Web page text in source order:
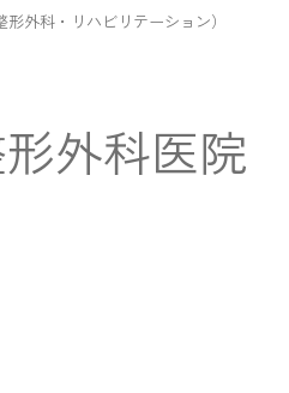
外科・リハビリテーション）
外科医院